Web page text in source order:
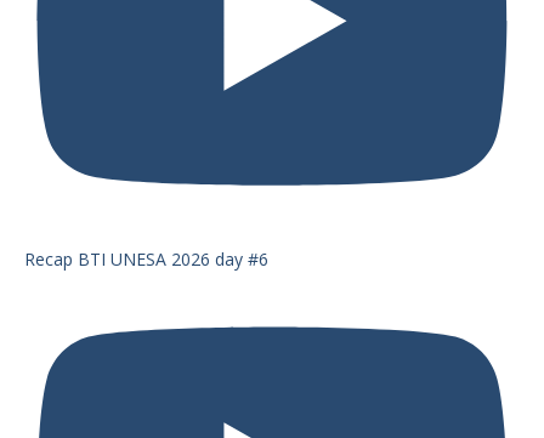
Recap BTI UNESA 2026 day #6